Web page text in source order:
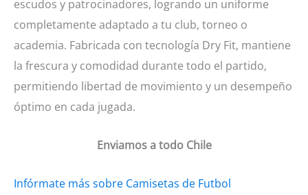
escudos y patrocinadores, logrando un uniforme
completamente adaptado a tu club, torneo o
academia. Fabricada con tecnología Dry Fit, mantiene
la frescura y comodidad durante todo el partido,
permitiendo libertad de movimiento y un desempeño
óptimo en cada jugada.
Enviamos a todo Chile
Infórmate más sobre Camisetas de Futbol